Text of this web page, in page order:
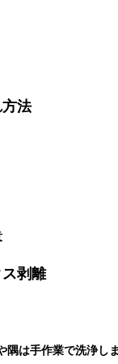
法
剥離
は手作業で洗浄し